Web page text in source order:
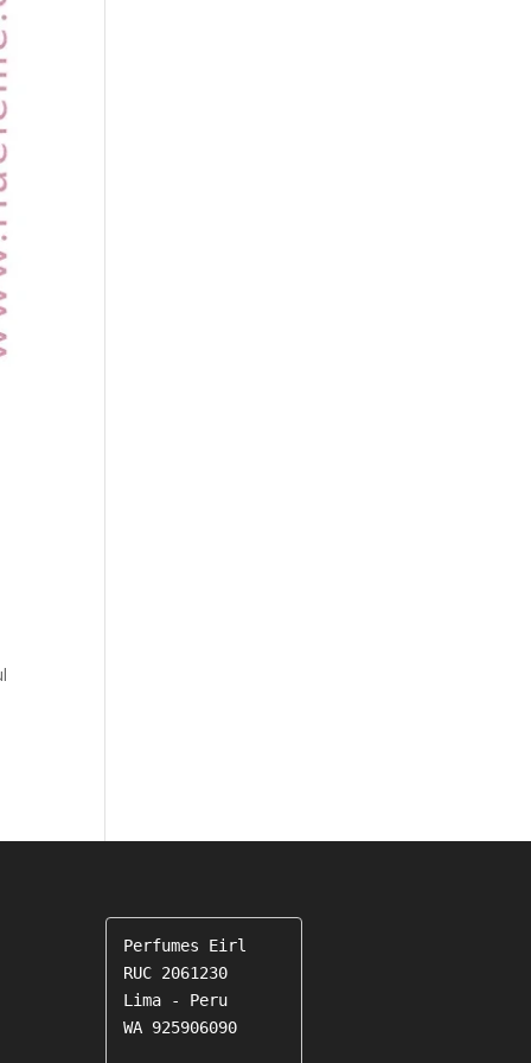
Perfumes Eirl
RUC 2061230
Lima - Peru
WA 925906090